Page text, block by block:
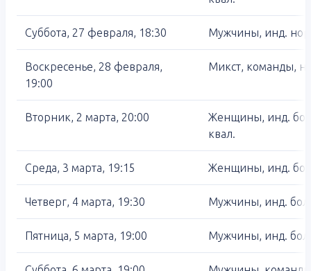
Суббота, 27 февраля, 18:30 Мужчины, инд.
Воскресенье, 28 февраля,
19:00
Микст, команды,
Вторник, 2 марта, 20:00
Женщины, инд.
квал.
Среда, 3 марта, 19:15 Женщины, инд.
Четверг, 4 марта, 19:30 Мужчины, инд.
Пятница, 5 марта, 19:00 Мужчины, инд.